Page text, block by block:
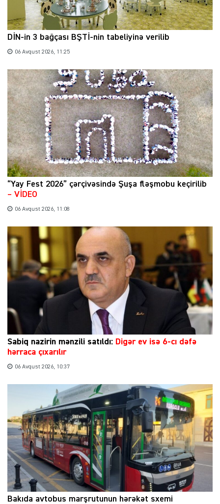
DİN-in 3 bağçası BŞTİ-nin tabeliyinə verilib
06 Avqust 2026, 11:25
“Yay Fest 2026” çərçivəsində Şuşa fləşmobu keçirilib
– VİDEO
06 Avqust 2026, 11:08
Sabiq nazirin mənzili satıldı: Digər ev isə 6-cı dəfə
hərraca çıxarılır
06 Avqust 2026, 10:37
Bakıda avtobus marşrutunun hərəkət sxemi